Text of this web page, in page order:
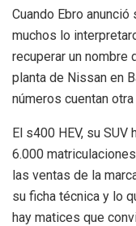
Cuando Ebro
muchos lo
recuperar un nombre
planta de Nissan en
números cuentan
El s400 HEV, su
6.000
las ventas de la
su ficha técnica y lo
hay matices que